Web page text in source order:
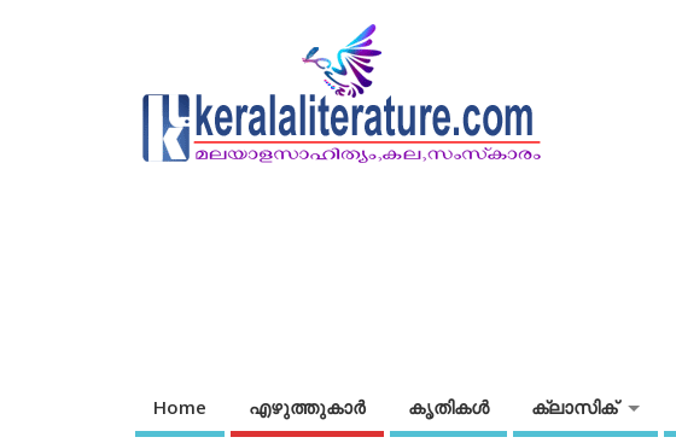
Home എഴുത്തുകാര്‍ കൃതികൾ ക്ലാസിക്